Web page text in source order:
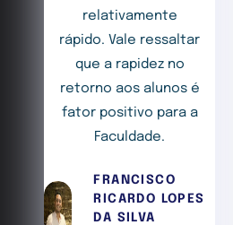
relativamente
rápido. Vale ressaltar
que a rapidez no
retorno aos alunos é
fator positivo para a
Faculdade.
FRANCISCO
RICARDO LOPES
DA SILVA